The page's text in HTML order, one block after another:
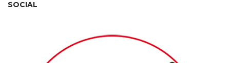
SOCIAL